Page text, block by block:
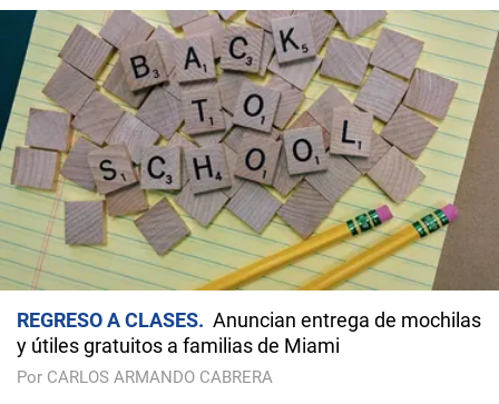
REGRESO A CLASES
Anuncian entrega de mochilas
y útiles gratuitos a familias de Miami
Por CARLOS ARMANDO CABRERA